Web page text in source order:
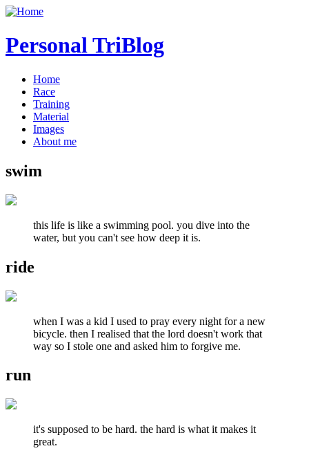
Personal TriBlog
Home
Race
Training
Material
Images
About me
swim
this life is like a swimming pool. you dive into the
water, but you can't see how deep it is.
ride
when I was a kid I used to pray every night for a new
bicycle. then I realised that the lord doesn't work that
way so I stole one and asked him to forgive me.
run
it's supposed to be hard. the hard is what it makes it
great.